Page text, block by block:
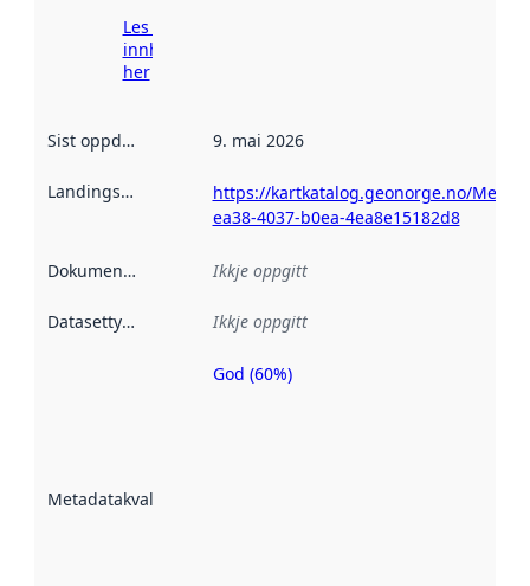
Les meir om
innhenting
her
Sist oppdatert 9. mai 2026
Landingsside
https://kartkatalog.geonorge.no/
ea38-4037-b0ea-4ea8e15182d8
Dokumentasjon Ikkje oppgitt
Datasettype Ikkje oppgitt
Metadatakvalitet
Metadatakvalitet
God (60%)